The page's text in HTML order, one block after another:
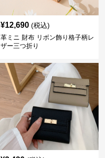
¥12,690 (税込)
革ミニ 財布 リボン飾り格子柄レ
ザー三つ折り